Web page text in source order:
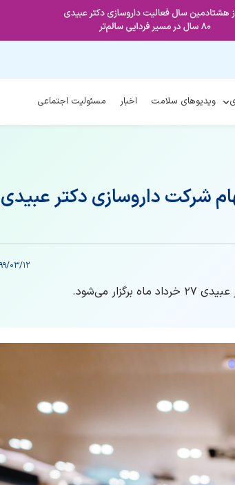
ویدیوهای سلامت اخبار مسئولیت اجتماعی
شرکت داروسازی دکتر عبیدی
03/12
می‌شود.